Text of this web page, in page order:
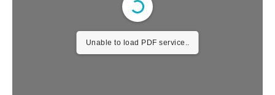
Unable to load PDF service..